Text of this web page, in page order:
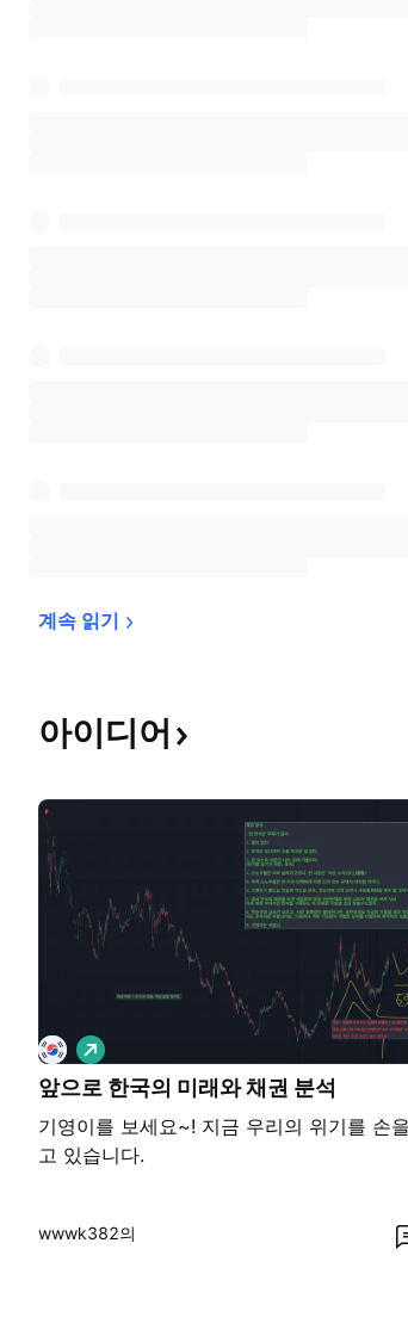
계속 읽기
아이디어
앞으로 한국의 미래와 채권 분석
기영이를 보세요~! 지금 우리의 위기를 손
고 있습니다.
롱
wwwk382의